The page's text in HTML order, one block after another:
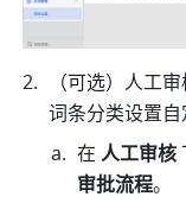
（可选）人工
词条分类设置自
在 人工审核
审批流程。